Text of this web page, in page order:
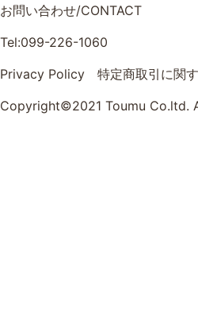
お問い合わせ/CONTACT
Tel:099-226-1060
Privacy Policy
特定商取引に関
Copyright©2021 Toumu Co.ltd.